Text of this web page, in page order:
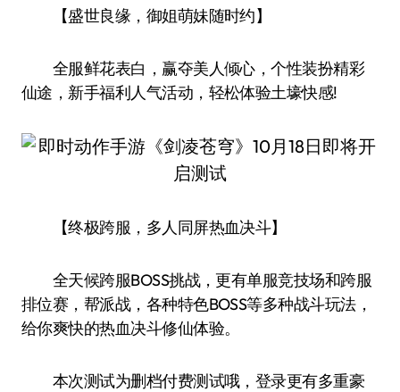
【盛世良缘，御姐萌妹随时约】
全服鲜花表白，赢夺美人倾心，个性装扮精彩
仙途，新手福利人气活动，轻松体验土壕快感!
【终极跨服，多人同屏热血决斗】
全天候跨服BOSS挑战，更有单服竞技场和跨服
排位赛，帮派战，各种特色BOSS等多种战斗玩法，
给你爽快的热血决斗修仙体验。
本次测试为删档付费测试哦，登录更有多重豪